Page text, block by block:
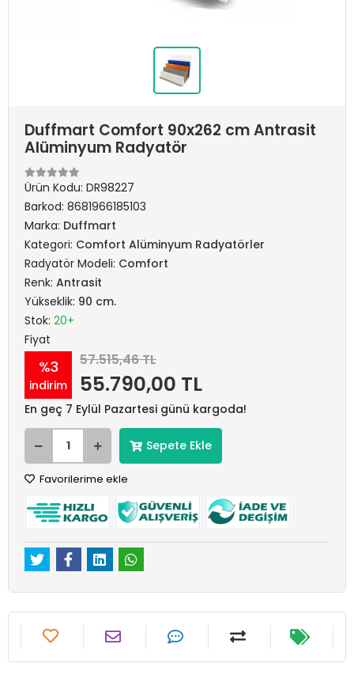
Duffmart Comfort 90x262 cm Antrasit
Alüminyum Radyatör
Ürün Kodu: DR98227
Barkod: 8681966185103
Marka: Duffmart
Kategori: Comfort Alüminyum Radyatörler
Radyatör Modeli: Comfort
Renk: Antrasit
Yükseklik: 90 cm.
Stok: 20+
Fiyat
%3
indirim
57.515,46 TL
55.790,00 TL
En geç 7 Eylül Pazartesi günü kargoda!
Sepete Ekle
Favorilerime ekle